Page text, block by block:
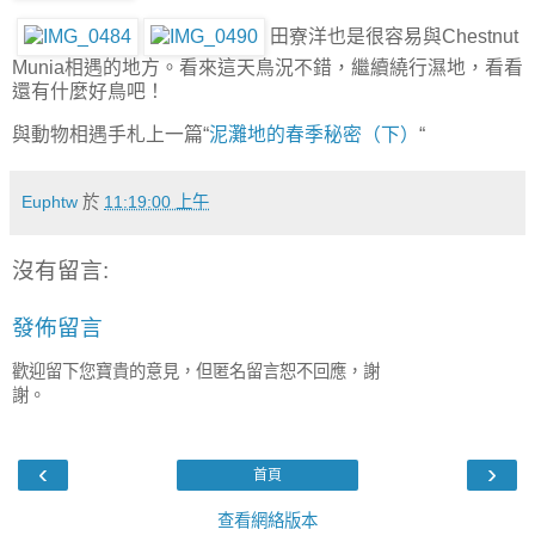
田寮洋也是很容易與Chestnut
Munia相遇的地方。看來這天鳥況不錯，繼續繞行濕地，看看
還有什麼好鳥吧！
與動物相遇手札上一篇“泥灘地的春季秘密（下） “
Euphtw 於 11:19:00 上午
沒有留言:
發佈留言
歡迎留下您寶貴的意見，但匿名留言恕不回應，謝
謝。
‹ ›
首頁
查看網絡版本